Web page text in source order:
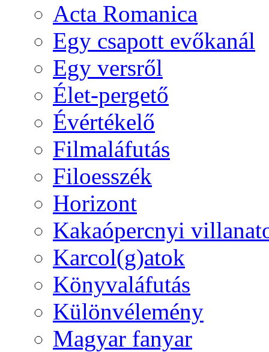
Acta Romanica
Egy csapott evőkanál
Egy versről
Élet-pergető
Évértékelő
Filmaláfutás
Filoesszék
Horizont
Kakaópercnyi
Karcol(g)atok
Könyvaláfutás
Különvélemény
Magyar fanyar